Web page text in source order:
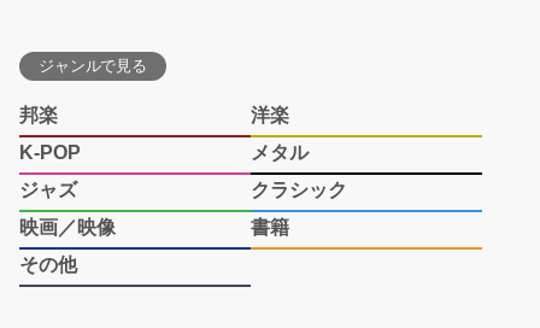
ジャンルで見る
邦楽
洋楽
K-POP
メタル
ジャズ
クラシック
映画／映像
書籍
その他